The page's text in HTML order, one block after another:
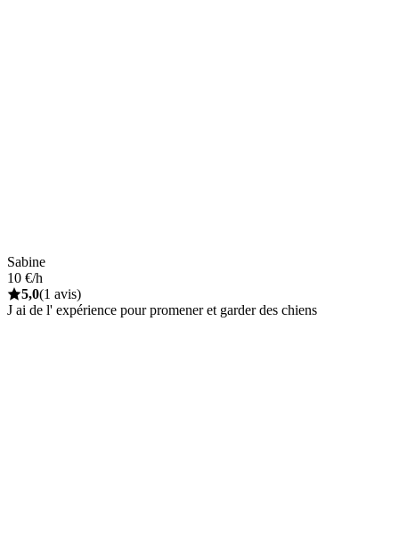
Sabine
10 €/h
5,0(1 avis)
J ai de l' expérience pour promener et garder des chiens